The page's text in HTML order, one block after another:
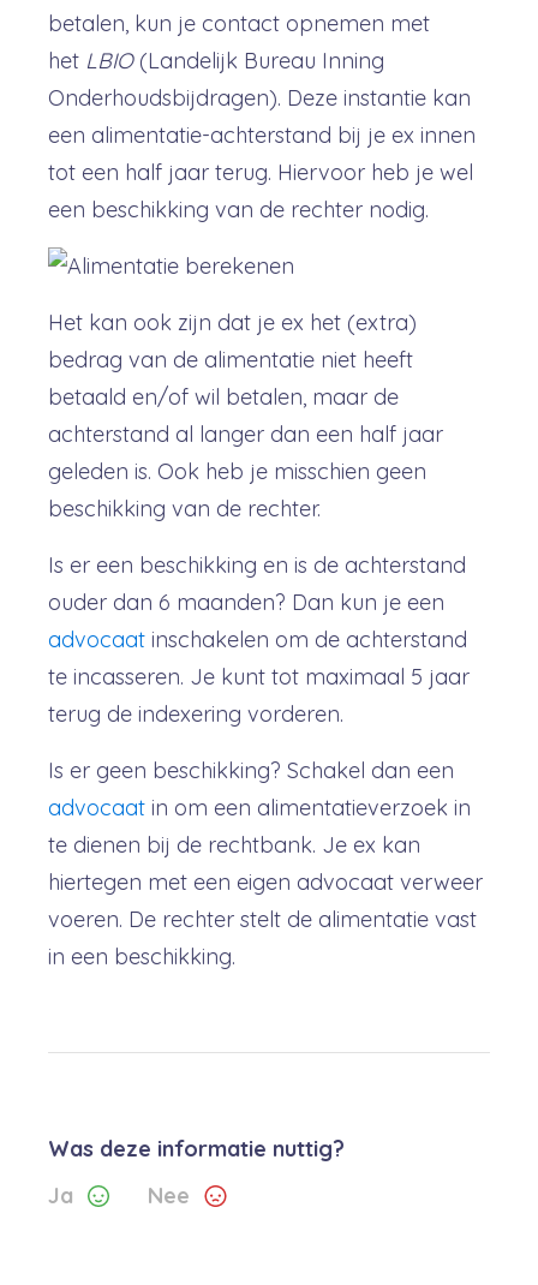
betalen, kun je contact opnemen met
het LBIO (Landelijk Bureau Inning
Onderhoudsbijdragen). Deze instantie kan
een alimentatie-achterstand bij je ex innen
tot een half jaar terug. Hiervoor heb je wel
een beschikking van de rechter nodig.
Het kan ook zijn dat je ex het (extra)
bedrag van de alimentatie niet heeft
betaald en/of wil betalen, maar de
achterstand al langer dan een half jaar
geleden is. Ook heb je misschien geen
beschikking van de rechter.
Is er een beschikking en is de achterstand
ouder dan 6 maanden? Dan kun je een
advocaat inschakelen om de achterstand
te incasseren. Je kunt tot maximaal 5 jaar
terug de indexering vorderen.
Is er geen beschikking? Schakel dan een
advocaat in om een alimentatieverzoek in
te dienen bij de rechtbank. Je ex kan
hiertegen met een eigen advocaat verweer
voeren. De rechter stelt de alimentatie vast
in een beschikking.
Was deze informatie nuttig?
Ja
Nee